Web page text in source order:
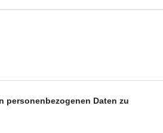
personenbezogenen Daten zu